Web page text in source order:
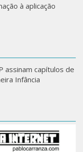
à aplicação
assinam capítulos de
Infância